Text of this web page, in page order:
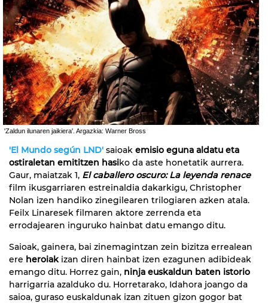
'Zaldun ilunaren jaikiera'. Argazkia: Warner Bross
'El Mundo según LND' saioak emisio eguna aldatu eta
ostiraletan emititzen hasiko da aste honetatik aurrera.
Gaur, maiatzak 1, El caballero oscuro: La leyenda renace
film ikusgarriaren estreinaldia dakarkigu, Christopher
Nolan izen handiko zinegilearen trilogiaren azken atala.
Feilx Linaresek filmaren aktore zerrenda eta
errodajearen inguruko hainbat datu emango ditu.
Saioak, gainera, bai zinemagintzan zein bizitza errealean
ere heroiakizan diren hainbat izen ezagunen adibideak
emango ditu. Horrez gain, ninja euskaldun baten istorio
harrigarria azalduko du. Horretarako, Idahora joango da
saioa, guraso euskaldunak izan zituen gizon gogor bat